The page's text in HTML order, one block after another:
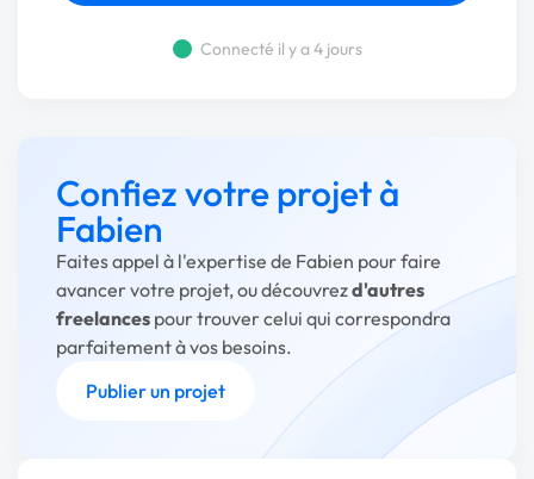
Connecté il y a 4 jours
Confiez votre projet à
Fabien
Faites appel à l'expertise de Fabien pour faire
avancer votre projet, ou découvrezd'autres
freelances pour trouver celui qui correspondra
parfaitement à vos besoins.
Publier un projet